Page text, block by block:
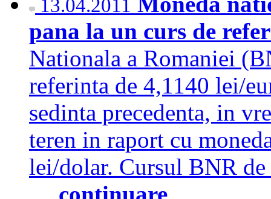
13.04.2011
pana la un curs de
Nationala a Romaniei
referinta de 4,1140 lei/
sedinta precedenta, in
teren in raport cu
lei/dolar. Cursul BNR